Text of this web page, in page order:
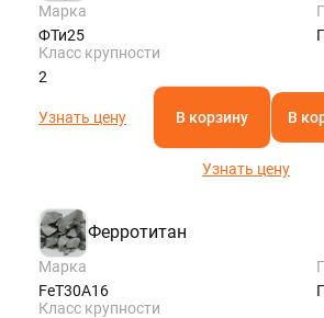
Марка
ФТи25
Класс крупности
2
Узнать цену В корзину В
Узнать цену
Ферротитан
Марка
FeT30A16
Класс крупности